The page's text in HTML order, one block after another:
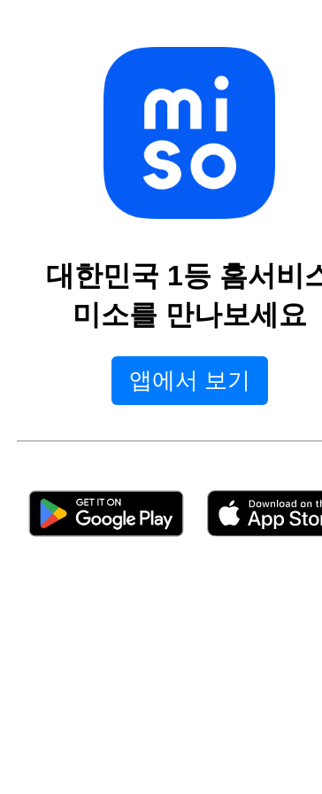
대한민국 1등 홈서비
미소를 만나보세요
앱에서 보기